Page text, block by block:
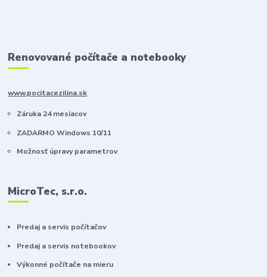
Renovované počítače a notebooky
www.pocitacezilina.sk
Záruka 24 mesiacov
ZADARMO Windows 10/11
Možnosť úpravy parametrov
MicroTec, s.r.o.
Predaj a servis počítačov
Predaj a servis notebookov
Výkonné počítače na mieru